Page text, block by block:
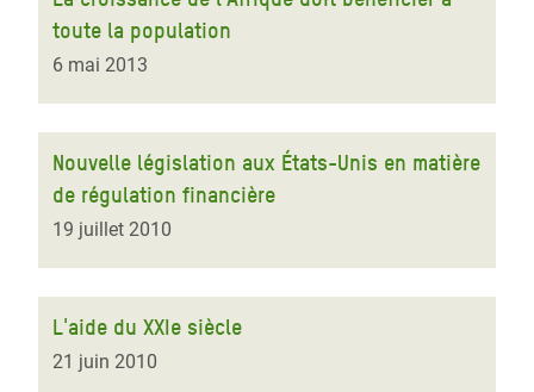
toute la population
6 mai 2013
Nouvelle législation aux États-Unis en matière
de régulation financière
19 juillet 2010
L'aide du XXIe siècle
21 juin 2010